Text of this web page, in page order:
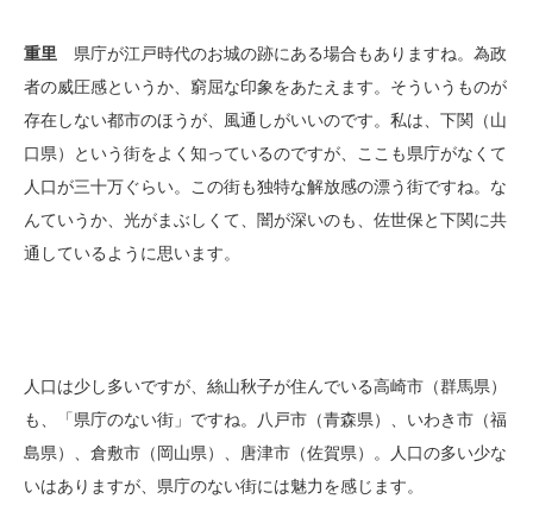
重里 県庁が江戸時代のお城の跡にある場合もありますね。為政
者の威圧感というか、窮屈な印象をあたえます。そういうものが
存在しない都市のほうが、風通しがいいのです。私は、下関（山
口県）という街をよく知っているのですが、ここも県庁がなくて
人口が三十万ぐらい。この街も独特な解放感の漂う街ですね。な
んていうか、光がまぶしくて、闇が深いのも、佐世保と下関に共
通しているように思います。
人口は少し多いですが、絲山秋子が住んでいる高崎市（群馬県）
も、「県庁のない街」ですね。八戸市（青森県）、いわき市（福
島県）、倉敷市（岡山県）、唐津市（佐賀県）。人口の多い少な
いはありますが、県庁のない街には魅力を感じます。